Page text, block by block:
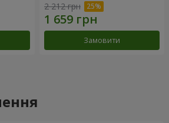
2 212 грн
Замовити